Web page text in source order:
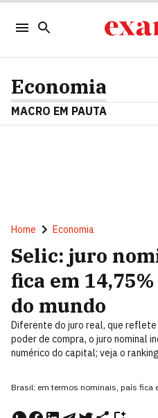
Economia
MACRO EM PAUTA
Home Economia
Selic: juro
fica em
do mundo
Diferente do juro real, que
poder de compra, o juro nominal
numérico do capital; veja o ranking
Brasil: em termos nominais, país fica